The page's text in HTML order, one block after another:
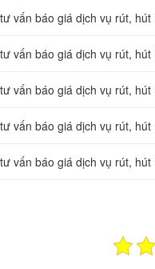
vấn báo giá dịch vụ rút,
vấn báo giá dịch vụ rút,
vấn báo giá dịch vụ rút,
vấn báo giá dịch vụ rút,
vấn báo giá dịch vụ rút,